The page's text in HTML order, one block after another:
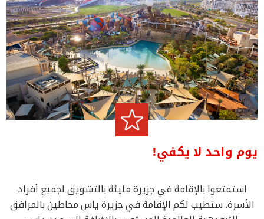
يوم واحد لا يكفي!
استمتعوا بالإقامة في جزيرة مليئة بالتشويق لجميع أفراد
الأسرة. ستطيب لكم الإقامة في جزيرة ياس محاطين بالمرافق